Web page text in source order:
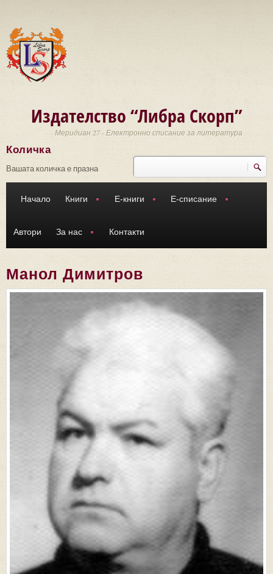
Издателство “Либра Скорп”
Меридиан 27 - Електронно списание за литература
Търси
Количка
Вашата количка е празна
Начало Книги Е-книги Е-списание
Автори За нас Контакти
Манол Димитров